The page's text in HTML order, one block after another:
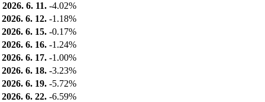
2026. 6. 11. -4.02%
2026. 6. 12. -1.18%
2026. 6. 15. -0.17%
2026. 6. 16. -1.24%
2026. 6. 17. -1.00%
2026. 6. 18. -3.23%
2026. 6. 19. -5.72%
2026. 6. 22. -6.59%